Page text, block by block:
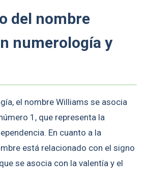
del nombre
numerología y
el nombre Williams se asocia
1, que representa la
En cuanto a la
está relacionado con el signo
se asocia con la valentía y el